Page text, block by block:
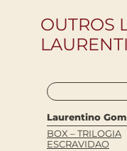
OUTROS
Laurentino
BOX – TRILOGIA
ESCRAVIDAO